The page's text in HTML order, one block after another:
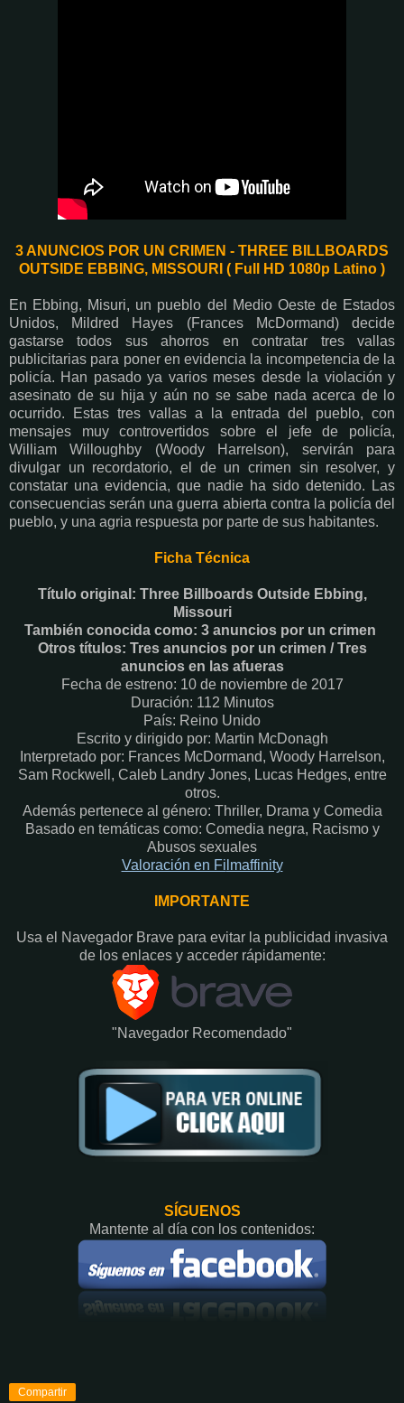
3 ANUNCIOS POR UN CRIMEN - THREE BILLBOARDS
OUTSIDE EBBING, MISSOURI ( Full HD 1080p Latino )
En Ebbing, Misuri, un pueblo del Medio Oeste de Estados
Unidos, Mildred Hayes (Frances McDormand) decide
gastarse todos sus ahorros en contratar tres vallas
publicitarias para poner en evidencia la incompetencia de la
policía. Han pasado ya varios meses desde la violación y
asesinato de su hija y aún no se sabe nada acerca de lo
ocurrido. Estas tres vallas a la entrada del pueblo, con
mensajes muy controvertidos sobre el jefe de policía,
William Willoughby (Woody Harrelson), servirán para
divulgar un recordatorio, el de un crimen sin resolver, y
constatar una evidencia, que nadie ha sido detenido. Las
consecuencias serán una guerra abierta contra la policía del
pueblo, y una agria respuesta por parte de sus habitantes.
Ficha Técnica
Título original: Three Billboards Outside Ebbing,
Missouri
También conocida como: 3 anuncios por un crimen
Otros títulos: Tres anuncios por un crimen / Tres
anuncios en las afueras
Fecha de estreno: 10 de noviembre de 2017
Duración: 112 Minutos
País: Reino Unido
Escrito y dirigido por: Martin McDonagh
Interpretado por: Frances McDormand, Woody Harrelson,
Sam Rockwell, Caleb Landry Jones, Lucas Hedges, entre
otros.
Además pertenece al género: Thriller, Drama y Comedia
Basado en temáticas como: Comedia negra, Racismo y
Abusos sexuales
Valoración en Fi lmaffinity
IMPORTANTE
Usa el Navegador Brave para evitar la publicidad invasiva
de los enlaces y acceder rápidamente:​
"Navegador Recomendado"
SÍGUENOS
Mantente al día con los contenidos:
Compartir